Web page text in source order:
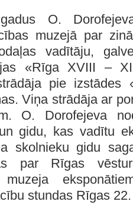
O.
muzejā par
vadītāju,
«Rīga XVIII –
pie izstādes
Viņa strādāja ar
O. Dorofejeva
gidu, kas vadītu
skolnieku gidu
par Rīgas
muzeja
stundas Rīgas